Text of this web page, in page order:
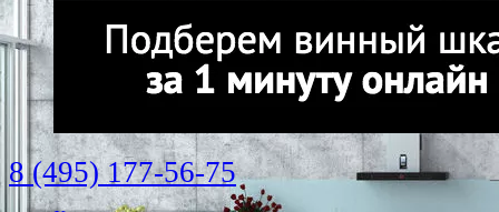
8 (495) 177-56-75